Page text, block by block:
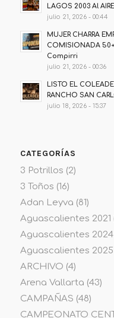
LAGOS 2003 Al
julio 21, 2026 - 00:44
MUJER CHARRA
COMISIONADA
Compirri
julio 21, 2026 - 00:36
LISTO EL
RANCHO SAN
julio 18, 2026 - 15:37
CATEGORÍAS
3 Potrillos (2)
3 Toños (16)
Adan Leyva (81)
Aguascalientes 2021
Aguascalientes 2024
Aguascalientes 2025
ARCHIVO (4)
Arena Vallarta (43)
CAMPAÑAS (48)
CAMPEONATO